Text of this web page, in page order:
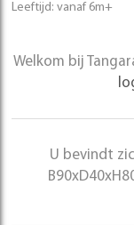
Leeftijd: vanaf 6m+
Welkom bij
U bevindt